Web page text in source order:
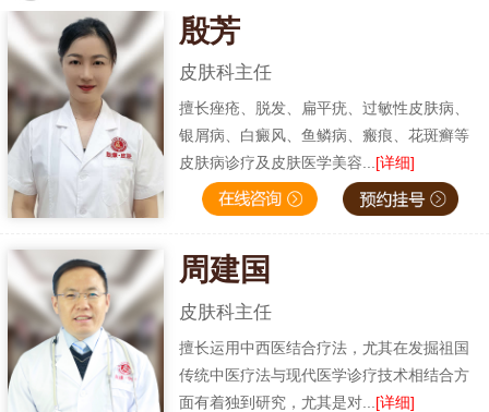
殷芳
皮肤科主任
擅长痤疮、脱发、扁平疣、过敏性皮肤病、
银屑病、白癜风、鱼鳞病、瘢痕、花斑癣等
皮肤病诊疗及皮肤医学美容... [详细]
周建国
皮肤科主任
擅长运用中西医结合疗法，尤其在发掘祖国
传统中医疗法与现代医学诊疗技术相结合方
面有着独到研究，尤其是对... [详细]